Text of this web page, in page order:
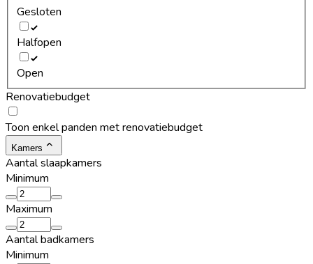
Gesloten
Halfopen
Open
Renovatiebudget
Toon enkel panden met renovatiebudget
Kamers
Aantal slaapkamers
Minimum
Maximum
Aantal badkamers
Minimum